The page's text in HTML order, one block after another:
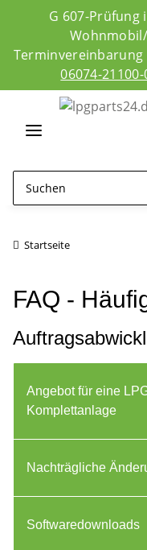
G 607-Prüfung
06074-21100-
Startseite
FAQ -
Angebot für eine
Komplettanlage
Nachträgliche
Softwaredownloads